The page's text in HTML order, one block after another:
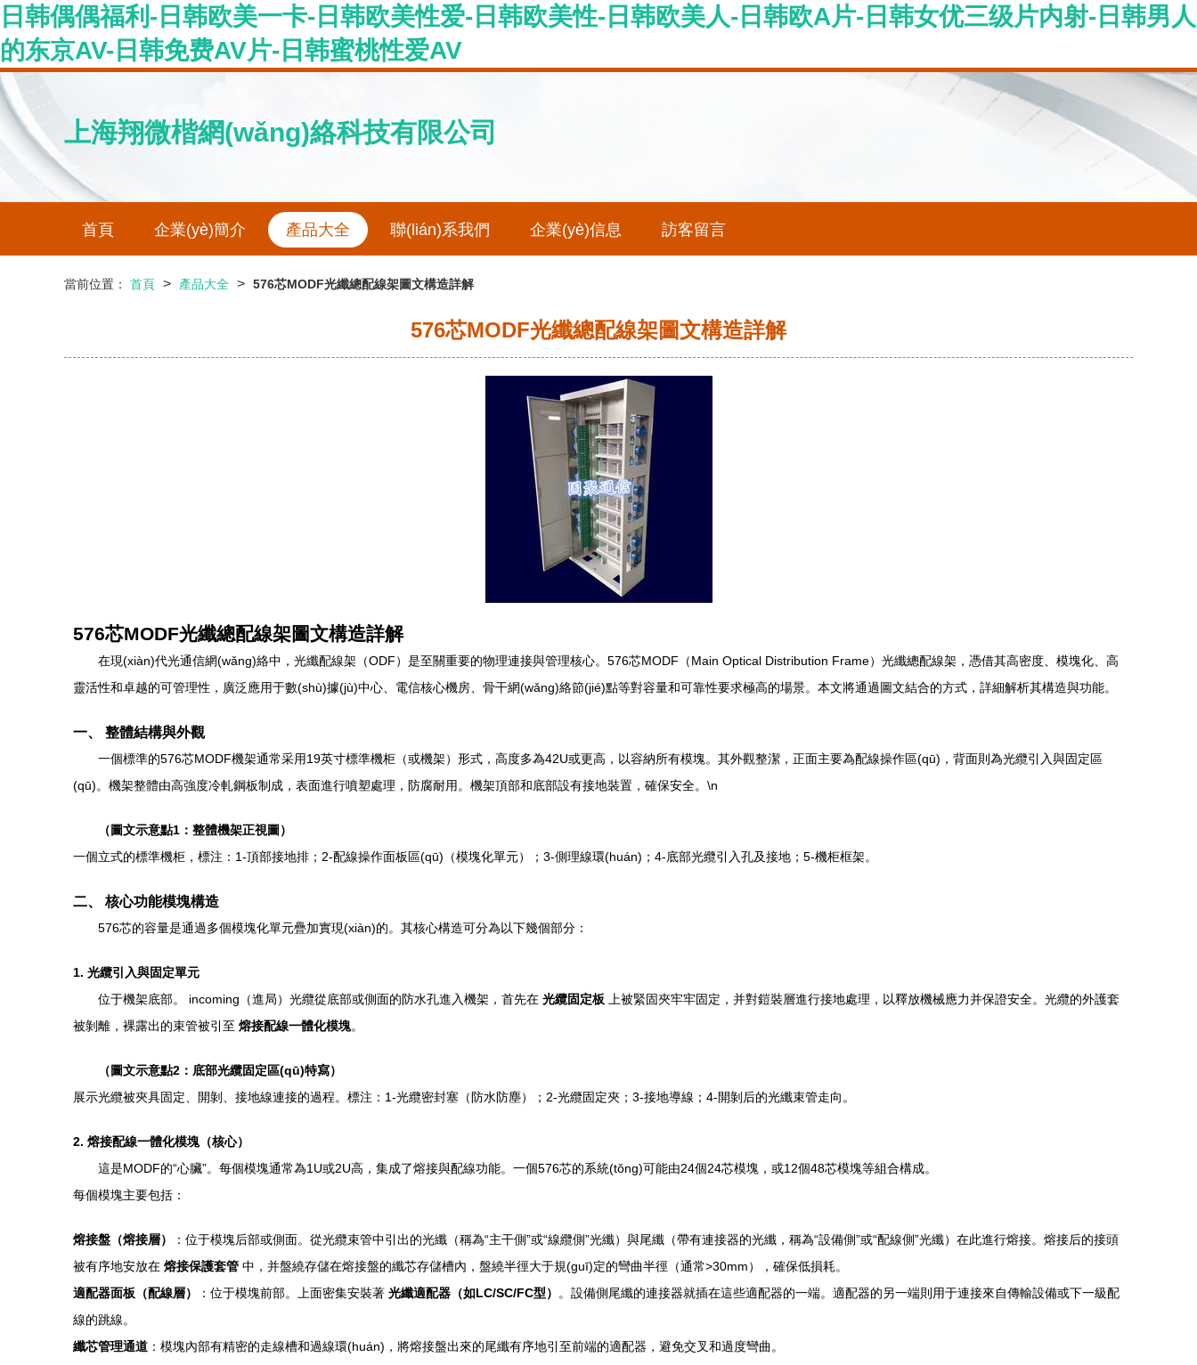
日韩偶偶福利-日韩欧美一卡-日韩欧美性爱-日韩欧美性-日韩欧美人-日韩欧A片-日韩女优三级片内射-日韩男人
的东京AV-日韩免费AV片-日韩蜜桃性爱AV
上海翔微楷網(wǎng)絡科技有限公司
首頁 企業(yè)簡介 產品大全 聯(lián)系我們 企業(yè)信息 訪客留言
當前位置： 首頁 > 產品大全 > 576芯MODF光纖總配線架圖文構造詳解
576芯MODF光纖總配線架圖文構造詳解
576芯MODF光纖總配線架圖文構造詳解
在現(xiàn)代光通信網(wǎng)絡中，光纖配線架（ODF）是至關重要的物理連接與管理核心。576芯MODF（Main Optical Distribution Frame）光纖總配線架，憑借其高密度、模塊化、高
靈活性和卓越的可管理性，廣泛應用于數(shù)據(jù)中心、電信核心機房、骨干網(wǎng)絡節(jié)點等對容量和可靠性要求極高的場景。本文將通過圖文結合的方式，詳細解析其構造與功能。
一、 整體結構與外觀
一個標準的576芯MODF機架通常采用19英寸標準機柜（或機架）形式，高度多為42U或更高，以容納所有模塊。其外觀整潔，正面主要為配線操作區(qū)，背面則為光纜引入與固定區
(qū)。機架整體由高強度冷軋鋼板制成，表面進行噴塑處理，防腐耐用。機架頂部和底部設有接地裝置，確保安全。\n
（圖文示意點1：整體機架正視圖）
一個立式的標準機柜，標注：1-頂部接地排；2-配線操作面板區(qū)（模塊化單元）；3-側理線環(huán)；4-底部光纜引入孔及接地；5-機柜框架。
二、 核心功能模塊構造
576芯的容量是通過多個模塊化單元疊加實現(xiàn)的。其核心構造可分為以下幾個部分：
1. 光纜引入與固定單元
位于機架底部。 incoming（進局）光纜從底部或側面的防水孔進入機架，首先在 光纜固定板 上被緊固夾牢牢固定，并對鎧裝層進行接地處理，以釋放機械應力并保證安全。光纜的外護套
被剝離，裸露出的束管被引至 熔接配線一體化模塊。
（圖文示意點2：底部光纜固定區(qū)特寫）
展示光纜被夾具固定、開剝、接地線連接的過程。標注：1-光纜密封塞（防水防塵）；2-光纜固定夾；3-接地導線；4-開剝后的光纖束管走向。
2. 熔接配線一體化模塊（核心）
這是MODF的“心臟”。每個模塊通常為1U或2U高，集成了熔接與配線功能。一個576芯的系統(tǒng)可能由24個24芯模塊，或12個48芯模塊等組合構成。
每個模塊主要包括：
熔接盤（熔接層）
：位于模塊后部或側面。從光纜束管中引出的光纖（稱為“主干側”或“線纜側”光纖）與尾纖（帶有連接器的光纖，稱為“設備側”或“配線側”光纖）在此進行熔接。熔接后的接頭
被有序地安放在 熔接保護套管 中，并盤繞存儲在熔接盤的纖芯存儲槽內，盤繞半徑大于規(guī)定的彎曲半徑（通常>30mm），確保低損耗。
適配器面板（配線層）
：位于模塊前部。上面密集安裝著 光纖適配器（如LC/SC/FC型）
。設備側尾纖的連接器就插在這些適配器的一端。適配器的另一端則用于連接來自傳輸設備或下一級配
線的跳線。
纖芯管理通道 ：模塊內部有精密的走線槽和過線環(huán)，將熔接盤出來的尾纖有序地引至前端的適配器，避免交叉和過度彎曲。